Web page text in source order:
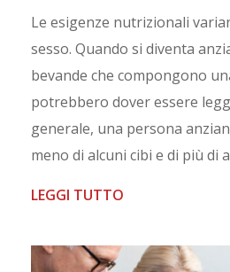
Le esigenze nutrizionali
sesso. Quando si diventa
bevande che compongono
potrebbero dover essere
generale, una persona
meno di alcuni cibi e di più di
LEGGI TUTTO